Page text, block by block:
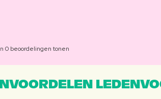
0 beoordelingen tonen